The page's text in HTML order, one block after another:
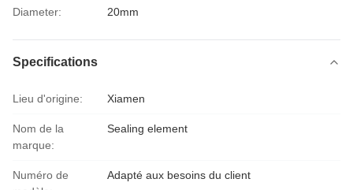
Diameter: 20mm
Specifications
Lieu d'origine: Xiamen
Nom de la
marque:
Sealing element
Numéro de
Adapté aux besoins du client